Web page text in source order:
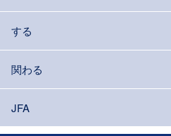
する
関わる
JFA